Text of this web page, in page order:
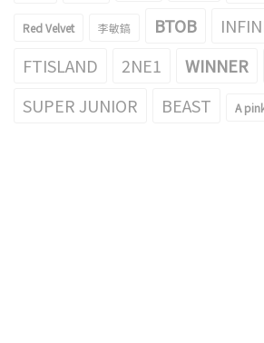
Red Velvet 李敏鎬 BTOB
FTISLAND
2NE1 WINNER
SUPER JUNIOR BEAST A